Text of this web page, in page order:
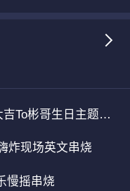
DJ缢囝-2022年中英文派对虎年大吉To彬哥生日主题串烧
炸现场英文串烧
慢摇串烧